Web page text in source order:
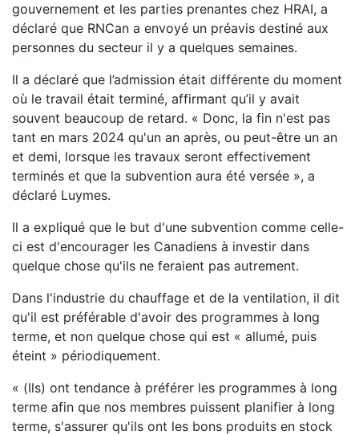
gouvernement et les parties prenantes chez HRAI, a
déclaré que RNCan a envoyé un préavis destiné aux
personnes du secteur il y a quelques semaines.
Il a déclaré que l’admission était différente du moment
où le travail était terminé, affirmant qu’il y avait
souvent beaucoup de retard. « Donc, la fin n'est pas
tant en mars 2024 qu'un an après, ou peut-être un an
et demi, lorsque les travaux seront effectivement
terminés et que la subvention aura été versée », a
déclaré Luymes.
Il a expliqué que le but d'une subvention comme celle-
ci est d'encourager les Canadiens à investir dans
quelque chose qu'ils ne feraient pas autrement.
Dans l'industrie du chauffage et de la ventilation, il dit
qu'il est préférable d'avoir des programmes à long
terme, et non quelque chose qui est « allumé, puis
éteint » périodiquement.
« (Ils) ont tendance à préférer les programmes à long
terme afin que nos membres puissent planifier à long
terme, s'assurer qu'ils ont les bons produits en stock